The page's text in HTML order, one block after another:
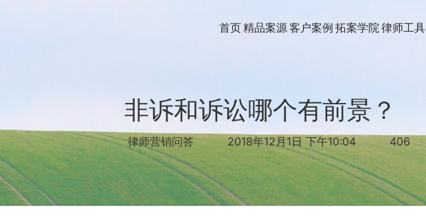
首页精品案源客户案例 拓案学院律师工具
非诉和诉讼哪个有前景？
律师营销问答 2018年12月1日 下午10:04 406